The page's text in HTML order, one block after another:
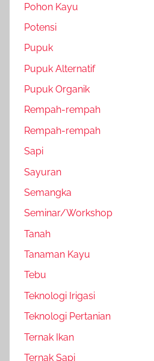
Pohon Kayu
Potensi
Pupuk
Pupuk Alternatif
Pupuk Organik
Rempah-rempah
Rempah-rempah
Sapi
Sayuran
Semangka
Seminar/Workshop
Tanah
Tanaman Kayu
Tebu
Teknologi Irigasi
Teknologi Pertanian
Ternak Ikan
Ternak Sapi